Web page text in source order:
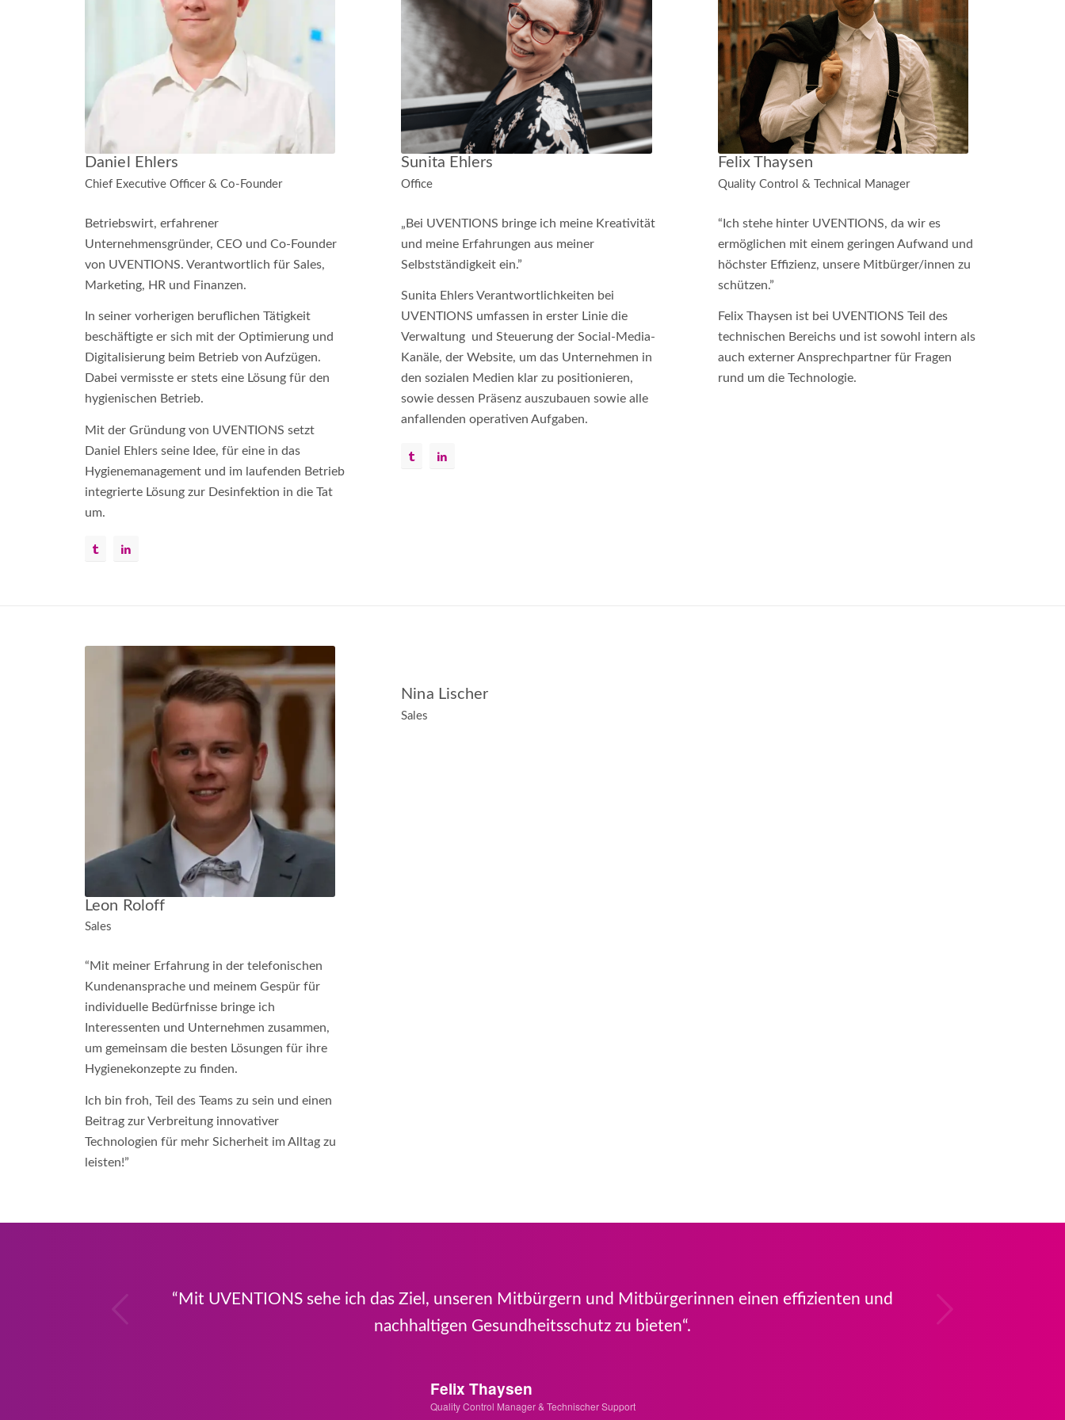
Daniel Ehlers
Chief Executive Officer & Co-Founder
Betriebswirt, erfahrener
Unternehmensgründer, CEO und Co-Founder
von UVENTIONS. Verantwortlich für Sales,
Marketing, HR und Finanzen.
In seiner vorherigen beruflichen Tätigkeit
beschäftigte er sich mit der Optimierung und
Digitalisierung beim Betrieb von Aufzügen.
Dabei vermisste er stets eine Lösung für den
hygienischen Betrieb.
Mit der Gründung von UVENTIONS setzt
Daniel Ehlers seine Idee, für eine in das
Hygienemanagement und im laufenden Betrieb
integrierte Lösung zur Desinfektion in die Tat
um.
Sunita Ehlers
Office
„Bei UVENTIONS bringe ich meine Kreativität
und meine Erfahrungen aus meiner
Selbstständigkeit ein.”
Sunita Ehlers Verantwortlichkeiten bei
UVENTIONS umfassen in erster Linie die
Verwaltung und Steuerung der Social-Media-
Kanäle, der Website, um das Unternehmen in
den sozialen Medien klar zu positionieren,
sowie dessen Präsenz auszubauen sowie alle
anfallenden operativen Aufgaben.
Felix Thaysen
Quality Control & Technical Manager
“Ich stehe hinter UVENTIONS, da wir es
ermöglichen mit einem geringen Aufwand und
höchster Effizienz, unsere Mitbürger/innen zu
schützen.”
Felix Thaysen ist bei UVENTIONS Teil des
technischen Bereichs und ist sowohl intern als
auch externer Ansprechpartner für Fragen
rund um die Technologie.
Leon Roloff
Sales
“Mit meiner Erfahrung in der telefonischen
Kundenansprache und meinem Gespür für
individuelle Bedürfnisse bringe ich
Interessenten und Unternehmen zusammen,
um gemeinsam die besten Lösungen für ihre
Hygienekonzepte zu finden.
Ich bin froh, Teil des Teams zu sein und einen
Beitrag zur Verbreitung innovativer
Technologien für mehr Sicherheit im Alltag zu
leisten!”
Nina Lischer
Sales
“Mit UVENTIONS sehe ich das Ziel, unseren Mitbürgern und Mitbürgerinnen einen effizienten und
nachhaltigen Gesundheitsschutz zu bieten“.
Felix Thaysen
Quality Control Manager & Technischer Support
Weiter